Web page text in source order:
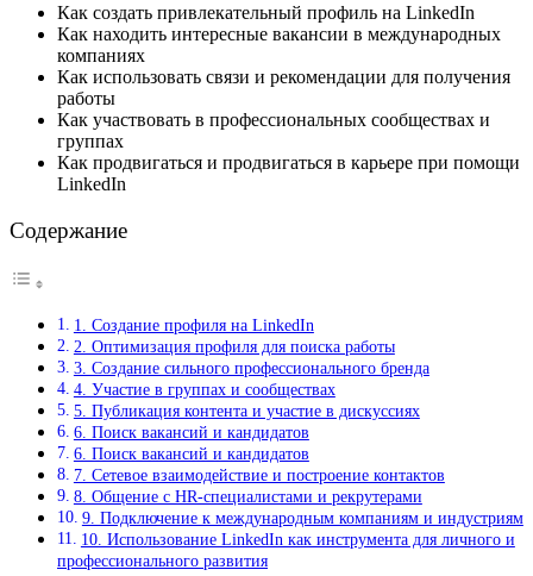
Как создать привлекательный профиль на LinkedIn
Как находить интересные вакансии в международных
компаниях
Как использовать связи и рекомендации для получения
работы
Как участвовать в профессиональных сообществах и
группах
Как продвигаться и продвигаться в карьере при помощи
LinkedIn
Содержание
1. Создание профиля на LinkedIn
2. Оптимизация профиля для поиска работы
3. Создание сильного профессионального бренда
4. Участие в группах и сообществах
5. Публикация контента и участие в дискуссиях
6. Поиск вакансий и кандидатов
6. Поиск вакансий и кандидатов
7. Сетевое взаимодействие и построение контактов
8. Общение с HR-специалистами и рекрутерами
9. Подключение к международным компаниям и индустриям
10. Использование LinkedIn как инструмента для личного и
профессионального развития